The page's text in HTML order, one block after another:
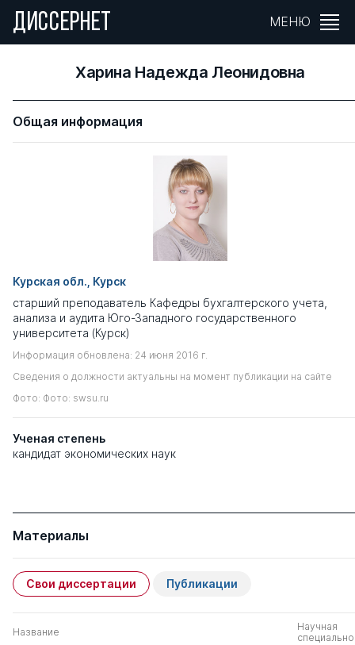
ДИССЕРНЕТ МЕНЮ
Харина Надежда Леонидовна
Общая информация
Курская обл., Курск
старший преподаватель Кафедры бухгалтерского учета,
анализа и аудита Юго-Западного государственного
университета (Курск)
Информация обновлена: 24 июня 2016 г.
Сведения о должности актуальны на момент публикации на сайте
Фото: Фото: swsu.ru
Ученая степень
кандидат экономических наук
Материалы
Свои диссертации Публикации
Название
Научная